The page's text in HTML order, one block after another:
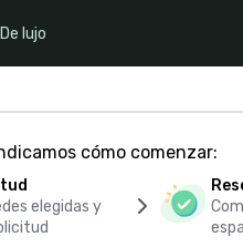
De lujo
cómo comenzar:
elegidas y